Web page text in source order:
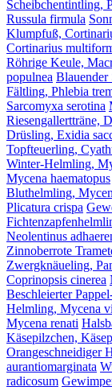
Scheibchentintling,
Russula firmula
Klumpfuß,
Cortinarius
Röhrige Keule,
populnea Blauender
Fältling, Phlebia
Sarcomyxa serotina
Riesengallertträne,
Drüsling, Exidia
Topfteuerling,
Winter-Helmling,
Mycena haematopus
Bluthelmling,
Plicatura crispa
Neolentinus
Zinnoberrote
Zwergknäueling,
Coprinopsis cinerea
Beschleierter
Helmling, Mycena
Mycena renati
Käsepilzchen,
Orangeschneidiger
aurantiomarginata
radicosum